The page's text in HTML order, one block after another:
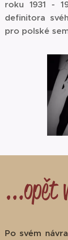
roku 1931 -
definitora
pro polské
...opět
Po svém